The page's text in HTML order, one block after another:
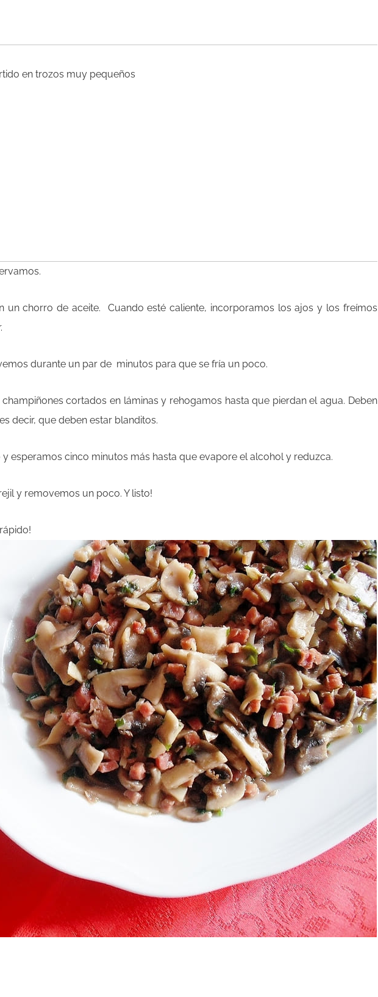
en trozos muy pequeños
un chorro de aceite. Cuando esté caliente, incorporamos los ajos y los freímos
durante un par de minutos para que se fría un poco.
cortados en láminas y rehogamos hasta que pierdan el agua. Deben
decir, que deben estar blanditos.
esperamos cinco minutos más hasta que evapore el alcohol y reduzca.
y removemos un poco. Y listo!